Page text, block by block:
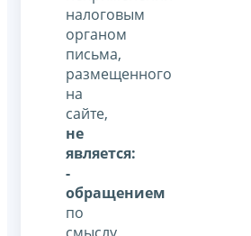
налоговым
органом
письма,
размещенного
на
сайте,
не
является:
-
обращением
по
смыслу,